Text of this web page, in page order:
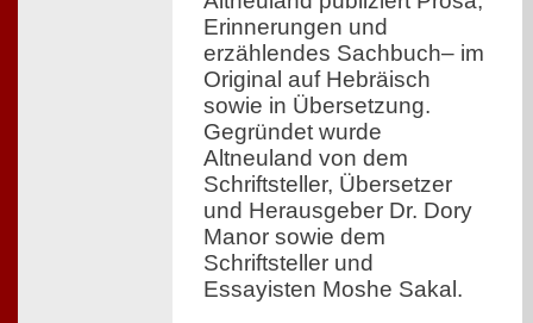
Erinnerungen und
erzählendes Sachbuch– im
Original auf Hebräisch
sowie in Übersetzung.
Gegründet wurde
Altneuland von dem
Schriftsteller, Übersetzer
und Herausgeber Dr. Dory
Manor sowie dem
Schriftsteller und
Essayisten Moshe Sakal.